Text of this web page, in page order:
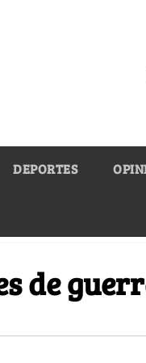
DEPORTES
de